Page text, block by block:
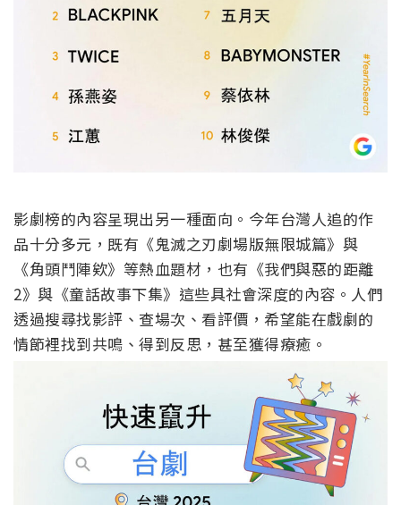
影劇榜的內容呈現出另一種面向。今年台灣人追的作
品十分多元，既有《鬼滅之刃劇場版無限城篇》與
《角頭鬥陣欸》等熱血題材，也有《我們與惡的距離
2》與《童話故事下集》這些具社會深度的內容。人們
透過搜尋找影評、查場次、看評價，希望能在戲劇的
情節裡找到共鳴、得到反思，甚至獲得療癒。